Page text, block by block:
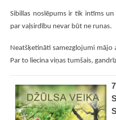
Sibillas noslēpums ir tik intīms
par vaļsirdību nevar būt ne runas.
Neatšķetināti samezglojumi mājo
Par to liecina viņas tumšais,